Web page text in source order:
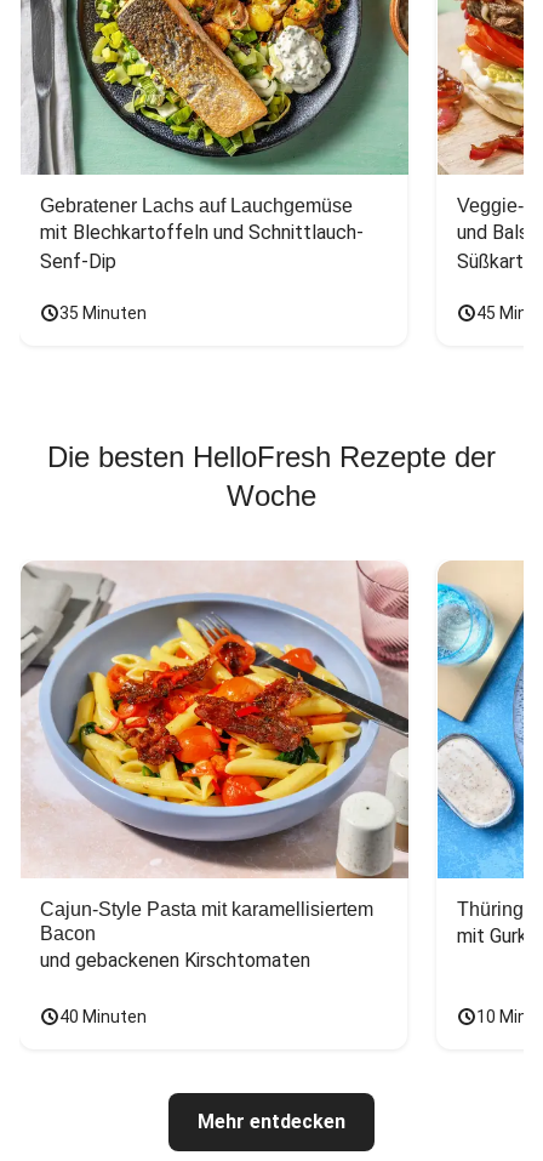
Gebratener Lachs auf Lauchgemüse
mit Blechkartoffeln und Schnittlauch-
Senf-Dip
35 Minuten
Veggie-
und
45
Die besten HelloFresh Rezepte der
Woche
Cajun-Style Pasta mit karamellisiertem
Bacon
und gebackenen Kirschtomaten
40 Minuten
mit
10
Mehr entdecken